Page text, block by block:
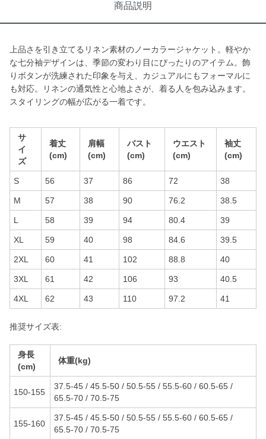
商品説明
上品さを引き立てるリネン素材のノーカラージャケット。軽やか
な七分袖デザインは、季節の変わり目にぴったりのアイテム。飾
りボタンが洗練された印象を与え、カジュアルにもフォーマルに
も対応。リネンの通気性と心地よさが、着る人を包み込みます。
スタイリングの幅が広がる一着です。
サ
イ
ズ
着丈
(cm)
肩幅
(cm)
バスト
(cm)
ウエスト
(cm)
袖丈
(cm)
S 56 37 86 72 38
M 57 38 90 76.2 38.5
L 58 39 94 80.4 39
XL 59 40 98 84.6 39.5
2XL 60 41 102 88.8 40
3XL 61 42 106 93 40.5
4XL 62 43 110 97.2 41
推奨サイズ表:
身長
(cm)
体重(kg)
150-155
37.5-45 / 45.5-50 / 50.5-55 / 55.5-60 / 60.5-65 /
65.5-70 / 70.5-75
155-160
37.5-45 / 45.5-50 / 50.5-55 / 55.5-60 / 60.5-65 /
65.5-70 / 70.5-75